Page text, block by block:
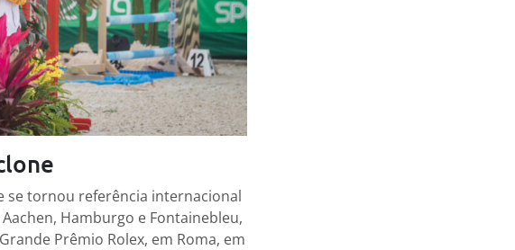
se tornou referência internacional
Hamburgo e Fontainebleu,
Prêmio Rolex, em Roma, em